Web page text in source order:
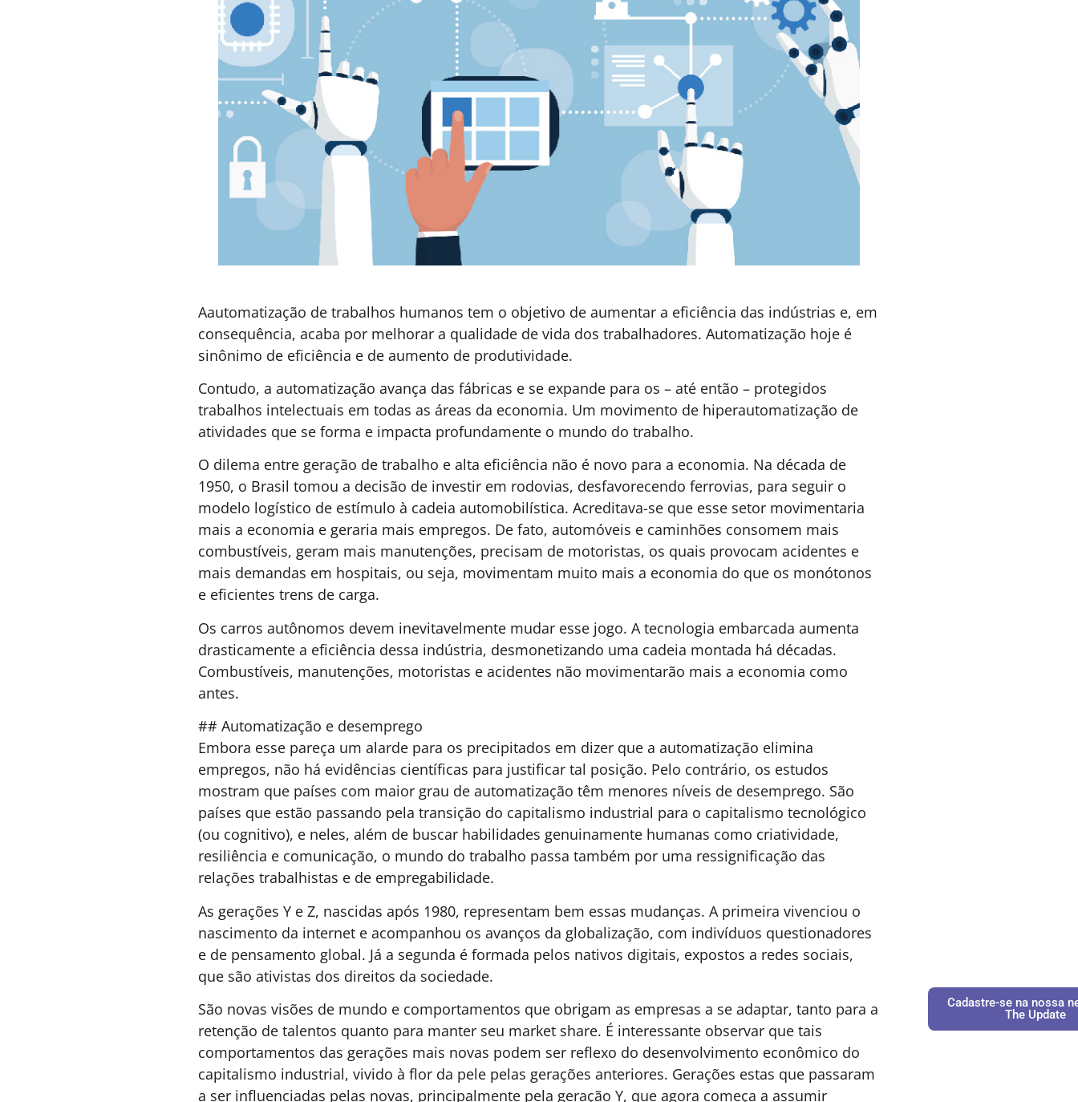
toda a economia e o mercado de trabalho.
é importante perceber que análises detalhadas do futuro do trabalho dependem do contexto
econômico em que cada governo e cada empresa estão inseridos. Mas uma coisa é certa: esse
futuro passará, cedo ou tarde, pela ressignificação do trabalho humano e pela hiperautomatização
de atividades econômicas, no caminho de transição para a economia exponencial.
Hologramas incorporam sensação
de toque a avatares
por Maria Clara Lopes
outras tecnologias despontam para humanizar as relações A distância
Realidades imersivas, como o metaverso, são uma tendência que busca integrar o trabalho a
distância e a necessidade de pertencimento e criação de cultura dos seres humanos. Mas é a única
tecnologia para isso?
Em artigo no Singularity Hub, o professor de eletrônica e nanoengenharia da University of Glasglow
Ravinder Dahiya mostra que, além da visão, os hologramas poderão agregar uma nova camada de
experiência aos usuários: o tato. A partir dos estudos de tecnologias de detecção e eletrônica
dobráveis, os pesquisadores criaram um sistema de hologramas que usa uma nova técnica, a
Aerohaptics, que cria a sensação de toque a partir de jatos de ar. Sem a necessidade de vestir luvas,
a experiência é muito mais natural.
Segundo o artigo, com o tempo esse sistema pode evoluir e permitir que as pessoas estejam em
contato com o avatar de um colega – que está fisicamente do outro lado do mundo – e realmente
sentir seu aperto de mão (e sem precisar de álcool em gel!). Ao abrir mão de vestir os equipamentos
(a atual geração de realidade virtual é baseada em dispositivos “vestíveis”), esse modelo dá um
passo além na experiência de feedback tátil para o usuário.
E, no futuro, é possível ir além. A tecnologia, que usa peças acessíveis e disponíveis no mercado
para emparelhar gráficos digitais com os jatos de ar, pode vir a liberar aromas e incluir o olfato na
experiência sensorial do usuário.
Compartilhar:
Artigos relacionados
Cadastre-se na nossa
The Update